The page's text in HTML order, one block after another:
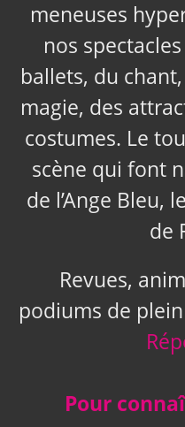
meneuses
nos
ballets, du
magie, des
costumes. Le
scène qui font
de l’Ange Bleu,
de
Revues,
podiums de
Pour